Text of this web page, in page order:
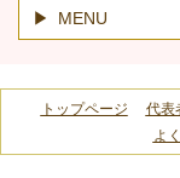
MENU
トップページ 代表
よ